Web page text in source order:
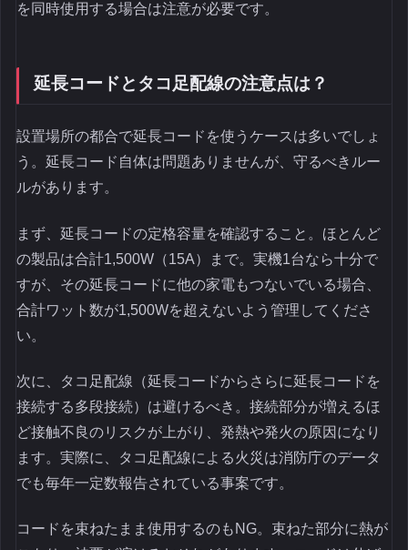
を同時使用する場合は注意が必要です。
延長コードとタコ足配線の注意点は？
設置場所の都合で延長コードを使うケースは多いでしょ
う。延長コード自体は問題ありませんが、守るべきルー
ルがあります。
まず、延長コードの定格容量を確認すること。ほとんど
の製品は合計1,500W（15A）まで。実機1台なら十分で
すが、その延長コードに他の家電もつないでいる場合、
合計ワット数が1,500Wを超えないよう管理してくださ
い。
次に、タコ足配線（延長コードからさらに延長コードを
接続する多段接続）は避けるべき。接続部分が増えるほ
ど接触不良のリスクが上がり、発熱や発火の原因になり
ます。実際に、タコ足配線による火災は消防庁のデータ
でも毎年一定数報告されている事案です。
コードを束ねたまま使用するのもNG。束ねた部分に熱が